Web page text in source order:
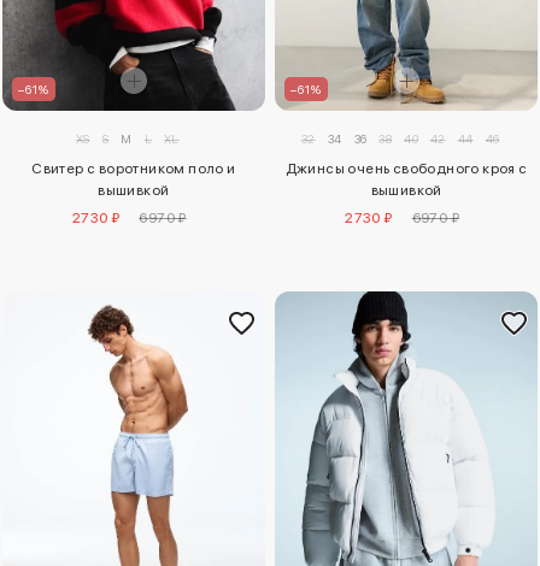
–61%
XS S M L XL
Свитер с воротником поло и
вышивкой
2730 ₽
6970 ₽
–61%
32 34 36 38 40 42 44 46
Джинсы очень свободного кроя с
вышивкой
2730 ₽
6970 ₽